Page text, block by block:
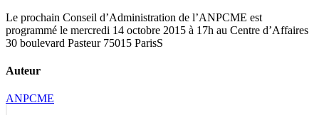
Le prochain Conseil d’Administration de l’ANPCME est
programmé le mercredi 14 octobre 2015 à 17h au Centre d’Affaires
30 boulevard Pasteur 75015 ParisS
Auteur
ANPCME